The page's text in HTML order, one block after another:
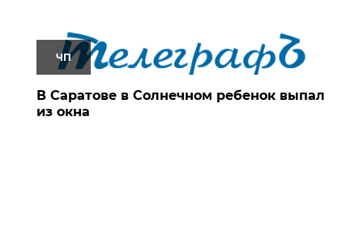
ЧП
В Саратове в Солнечном ребенок выпал
из окна